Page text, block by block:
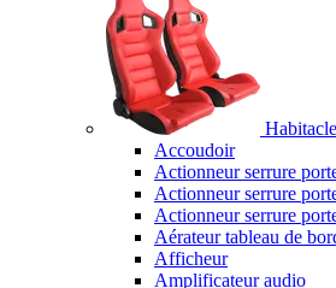
Habitacle
Accoudoir
Actionneur serrure
Actionneur serrure
Actionneur serrure
Aérateur tableau de
Afficheur
Amplificateur audio